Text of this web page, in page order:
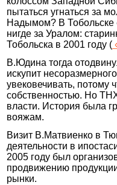
пытаться угнаться за
Надымом? В Тобольске
нигде за Уралом:
Тобольска в 2001 году (
В.Юдина тогда
искупит
увековечивать,
собственностью. Но
власти. История была
вояжам.
Визит В.Матвиенко в
деятельности в
2005 году был
продвижению
рынки.